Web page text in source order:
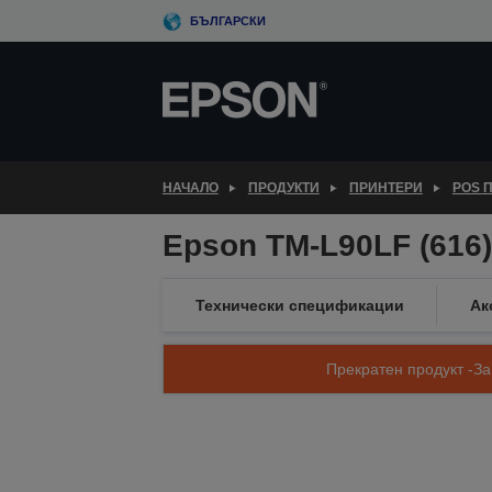
to
БЪЛГАРСКИ
НАЧАЛО ПРОДУКТИ ПРИНТЕРИ POS
Epson TM-L90LF
Технически спецификации
Прекратен продукт -